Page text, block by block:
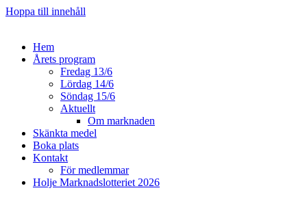
Hoppa till innehåll
Hem
Årets program
Fredag 13/6
Lördag 14/6
Söndag 15/6
Aktuellt
Om marknaden
Skänkta medel
Boka plats
Kontakt
För medlemmar
Holje Marknadslotteriet 2026